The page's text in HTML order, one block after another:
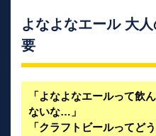
よなよなエール 大
要
「よなよなエールって飲
ないな…」
「クラフトビールってど